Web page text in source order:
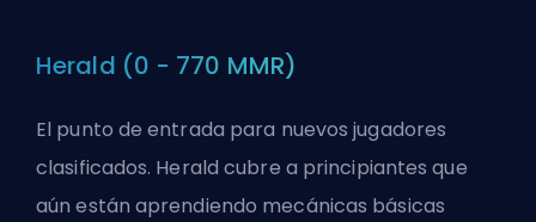
Herald (0 - 770 MMR)
El punto de entrada para nuevos jugadores
clasificados. Herald cubre a principiantes que
aún están aprendiendo mecánicas básicas